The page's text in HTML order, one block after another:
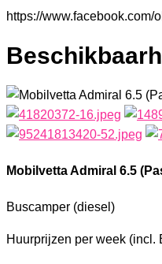
https://www.facebook.com/
Mobilvetta Admiral 6.5
Buscamper (diesel)
Huurprijzen per week (incl.